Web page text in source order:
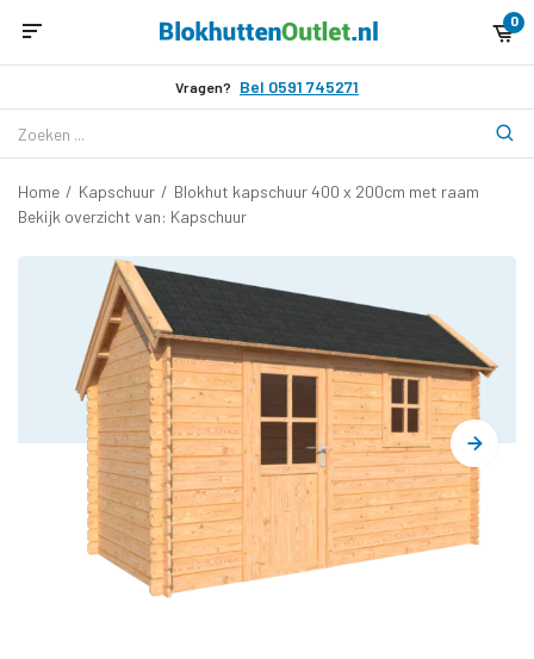
0
Vragen? Bel 0591 745271
Home / Kapschuur / Blokhut kapschuur 400 x 200cm met raam
Bekijk overzicht van: Kapschuur